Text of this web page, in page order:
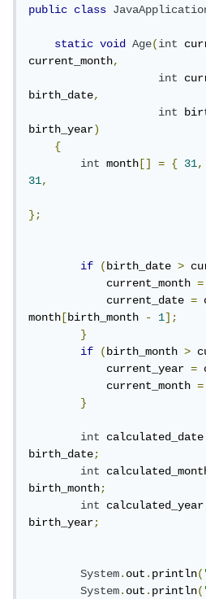
public class
static void Age(int
current_month,
int
birth_date,
int
birth_year)
{
int month [] = { 31,
31,
};
if (birth_date >
            current_month
=
            current_date
=
month [birth_month - 1];
}
if
(birth_month >
            current_year
=
            current_month
=
}
int
birth_date;
int
birth_month;
int
birth_year;
System.out.println(
System.out.println(